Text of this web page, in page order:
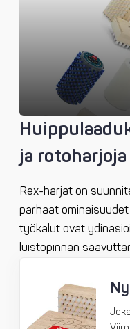
ja rotoharjoja
Rex-harjat on
parhaat
työkalut ovat
luistopinnan